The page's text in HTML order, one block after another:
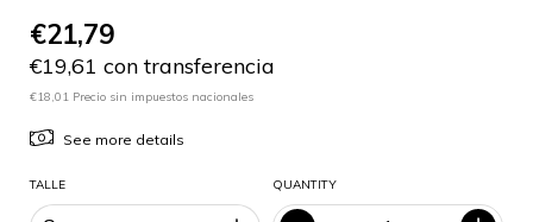
€21,79
€19,61 con transferencia
€18,01 Precio sin impuestos nacionales
See more details
TALLE QUANTITY